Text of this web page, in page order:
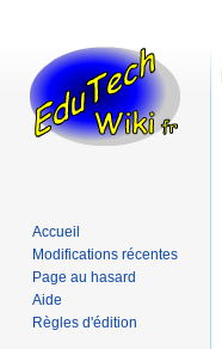
Accueil
Modifications récentes
Page au hasard
Aide
Règles d'édition